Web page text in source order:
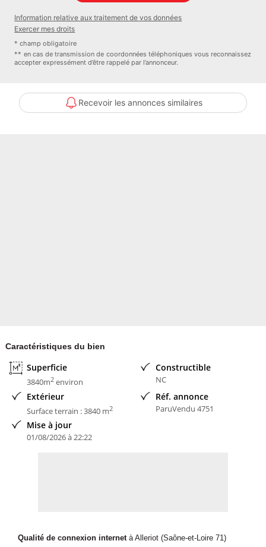
Information relative aux traitement de vos données
Exercer mes droits
* champ obligatoire
** en cas de transmission de coordonnées téléphoniques vous reconnaissez
accepter expressément d’être rappelé par l’annonceur.
Recevoir les annonces similaires
Caractéristiques du bien
Superficie
3840m2environ
Constructible
NC
Extérieur
Surface terrain : 3840 m2
Réf. annonce
ParuVendu 4751
Mise à jour
01/08/2026 à 22:22
Qualité de connexion internetà Alleriot (Saône-et-Loire 71)